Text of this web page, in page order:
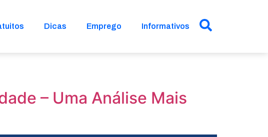
Dicas Emprego Informativos
– Uma Análise Mais